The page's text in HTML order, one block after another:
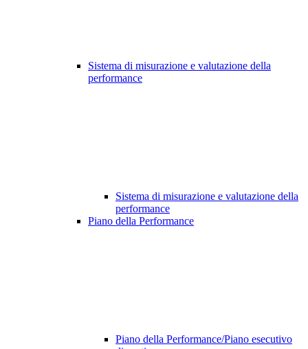
Sistema di misurazione e valutazione della
performance
Sistema di misurazione e valutazione della
performance
Piano della Performance
Piano della Performance/Piano esecutivo